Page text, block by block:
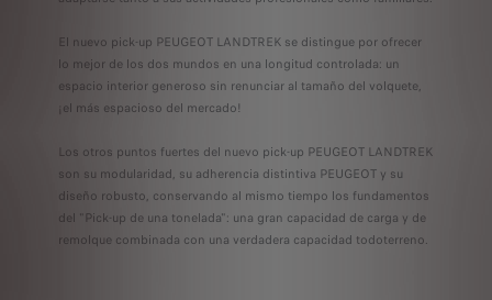
El nuevo pick-up PEUGEOT LANDTREK se distingue por ofrecer
lo mejor de los dos mundos en una longitud controlada: un
espacio interior generoso sin renunciar al tamaño del volquete,
¡el más espacioso del mercado!
Los otros puntos fuertes del nuevo pick-up PEUGEOT LANDTREK
son su modularidad, su adherencia distintiva PEUGEOT y su
diseño robusto, conservando al mismo tiempo los fundamentos
del "Pick-up de una tonelada": una gran capacidad de carga y de
remolque combinada con una verdadera capacidad todoterreno.